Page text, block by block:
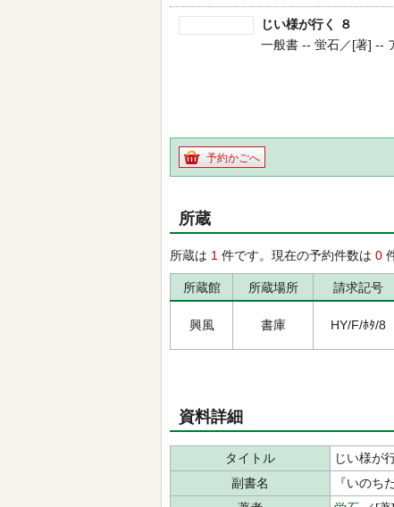
じい様が行く ８
一般書 -- 蛍石／[著] --
予約かごへ
所蔵
所蔵は 1 件です。現在の予約件数は 0
所蔵館 所蔵場所 請求記号
興風 書庫 HY/F/ﾎﾀ/8
資料詳細
タイトル
じい様が
副書名
『いのち